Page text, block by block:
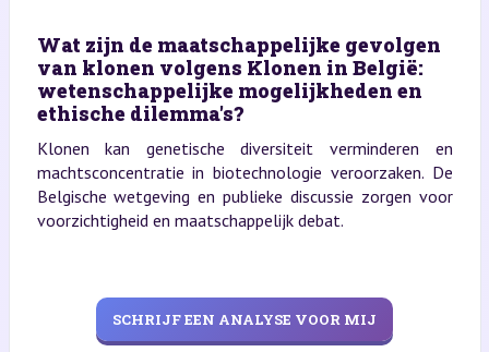
Wat zijn de maatschappelijke gevolgen
van klonen volgens Klonen in België:
wetenschappelijke mogelijkheden en
ethische dilemma's?
Klonen kan genetische diversiteit verminderen en
machtsconcentratie in biotechnologie veroorzaken. De
Belgische wetgeving en publieke discussie zorgen voor
voorzichtigheid en maatschappelijk debat.
SCHRIJF EEN ANALYSE VOOR MIJ